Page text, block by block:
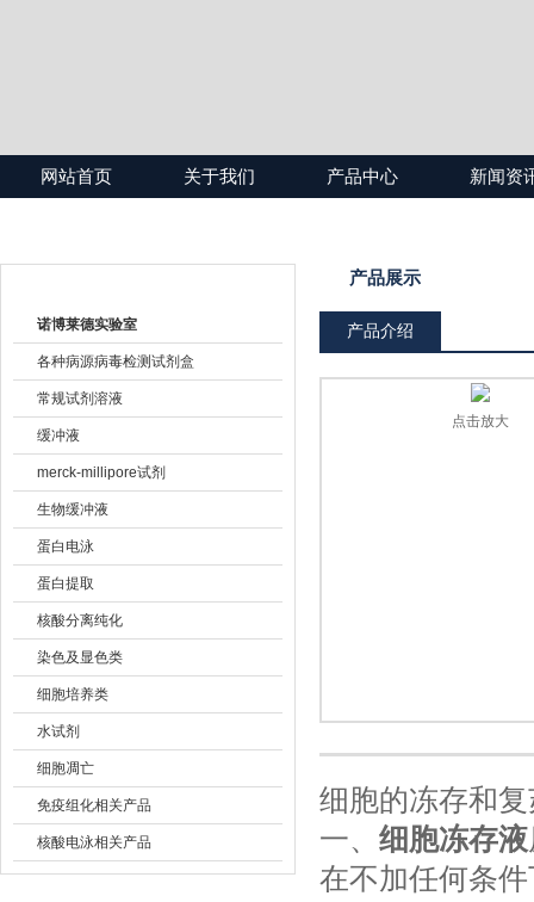
北京诺博莱德科技有限公司
网站首页 关于我们 产品中心 新闻资
诺博莱德实验室
各种病源病毒检测试剂盒
常规试剂溶液
缓冲液
merck-millipore试剂
生物缓冲液
蛋白电泳
蛋白提取
核酸分离纯化
染色及显色类
细胞培养类
水试剂
细胞凋亡
免疫组化相关产品
核酸电泳相关产品
产品展示
产品介绍
点击放大
细胞的冻存和
一、 细胞冻存液
在不加任何条